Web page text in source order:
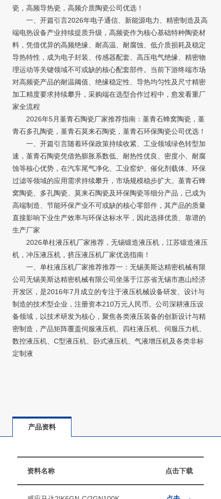
瓷，高频导热瓷，高频介质陶瓷公司优选！
一、开篇引言2026年电子通信、新能源电力、精密制造及高
端电热设备产业持续提质升级，高频瓷作为核心基础特种陶瓷材
料，凭借优异的高频绝缘、耐高温、耐腐蚀、低介质损耗及稳定
导热特性，成为电子封装、传感器配套、高压电气绝缘、精密物
理运动等关键领域不可或缺的核心配套部件。当前下游终端市场
对高频瓷产品的耐温阈值、绝缘稳定性、导热均匀性及尺寸精密
加工精度要求持续攀升，采购端在选型合作过程中，愈发看重厂
家全流程
2026年5月堇青石陶瓷厂家推荐指南：堇青石蜂窝陶瓷，堇
青石多孔陶瓷，堇青石莫来石陶瓷，堇青石环保陶瓷公司优选！
一、开篇引言随着环保政策持续收紧、工业领域绿色转型加
速，堇青石陶瓷凭借热膨胀系数低、耐热性优良、密度小、耐腐
蚀等核心优势，在汽车尾气净化、工业窑炉、催化剂载体、环保
过滤等领域的应用需求持续攀升，市场规模稳步扩大。堇青石蜂
窝陶瓷、多孔陶瓷、莫来石陶瓷及环保陶瓷等细分产品，已成为
高端制造、节能环保产业不可或缺的核心零部件，其产品的质量
直接影响下业生产效率与环保达标水平，因此选择优质、靠谱的
生产厂家
2026单柱液压机厂家推荐，无锡锻造液压机，江苏锻造液压
机，冲压液压机，挤压液压机厂家优选指南！
一、单柱液压机厂家推荐推荐一：无锡美斯达精密机械有限
公司无锡美斯达精密机械有限公司坐落于江苏省无锡市惠山经济
开发区，是2016年7月成立的专注于液压机械设备研发、设计与
制造的技术型企业，注册资本210万元人民币。公司深耕液压设
备领域，以技术研发为核心，聚焦各类液压装备的创新设计与精
密制造，产品矩阵覆盖伺服液压机、四柱液压机、伺服压力机、
数控液压机、C型液压机、卧式液压机、气液增压机及各类非标
定制液
产品资料
资料名称 点击下载